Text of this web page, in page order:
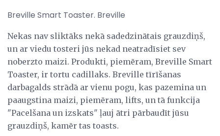
Breville Smart Toaster. Breville
Nekas nav sliktāks nekā sadedzinātais grauzdiņš,
un ar viedu tosteri jūs nekad neatradīsiet sev
noberzto maizi. Produkti, piemēram, Breville Smart
Toaster, ir tortu cadillaks. Breville tīrīšanas
darbagalds strādā ar vienu pogu, kas pazemina un
paaugstina maizi, piemēram, lifts, un tā funkcija
"Pacelšana un izskats" ļauj ātri pārbaudīt jūsu
grauzdiņš, kamēr tas toasts.